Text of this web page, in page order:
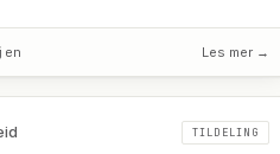
Les mer →
TILDELING